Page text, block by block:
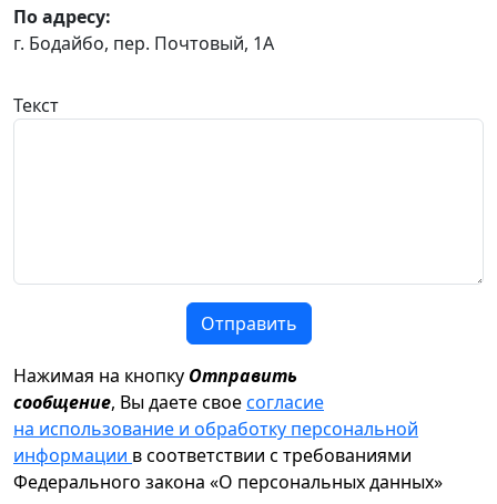
По адресу:
г. Бодайбо, пер. Почтовый, 1А
Текст
Отправить
Нажимая на кнопку Отправить
сообщение, Вы даете своесогласие
на использование и обработку персональной
информации в соответствии с требованиями
Федерального закона «О персональных данных»